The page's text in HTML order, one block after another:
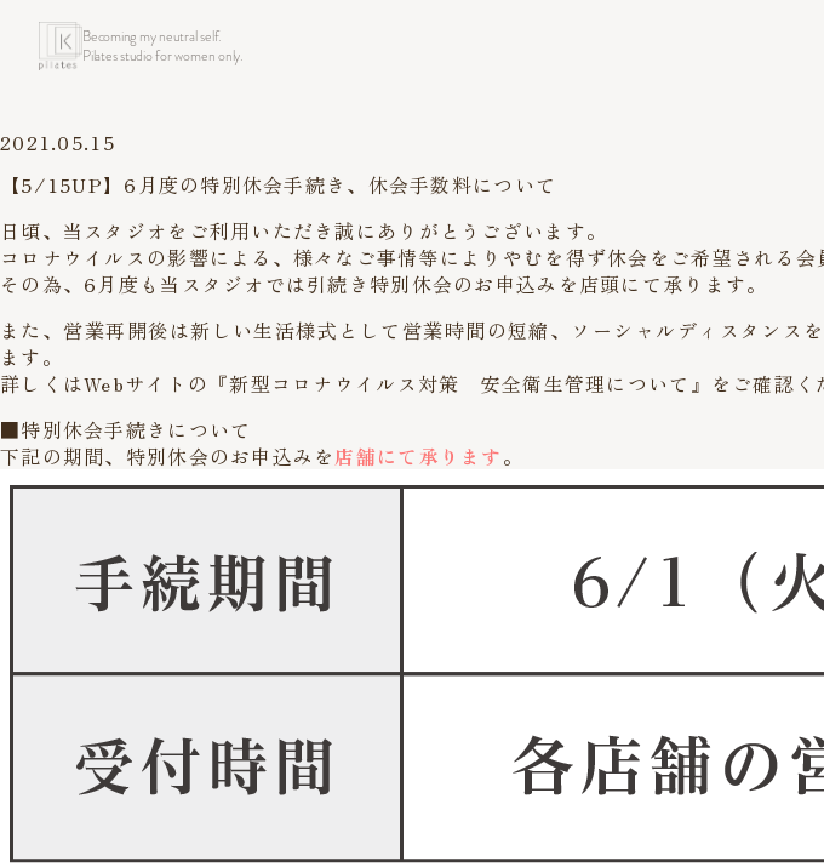
Becoming my neutral self.
Pilates studio for women only.
2021.05.15
【5/15UP】6月度の特別休会手続き、休会手数料について
日頃、当スタジオをご利用いただき誠にありがとうございます。
コロナウイルスの影響による、様々なご事情等によりやむを得ず休会をご希望される会
その為、6月度も当スタジオでは引続き特別休会のお申込みを店頭にて承ります。
また、営業再開後は新しい生活様式として営業時間の短縮、ソーシャルディスタン
ます。
詳しくはWebサイトの 『新型コロナウイルス対策 安全衛生管理について』 をご確認く
■特別休会手続きについて
下記の期間、特別休会のお申込みを店舗にて承ります。